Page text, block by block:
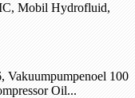
Mobil Hydrofluid,
Vakuumpumpenoel 100
Oil...